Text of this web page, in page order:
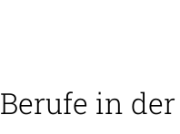
Berufe in